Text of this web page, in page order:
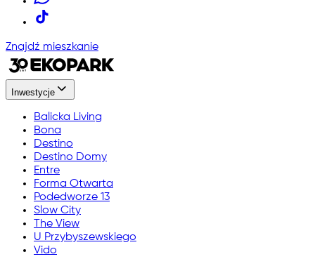
Znajdź mieszkanie
Inwestycje
Balicka Living
Bona
Destino
Destino Domy
Entre
Forma Otwarta
Podedworze 13
Slow City
The View
U Przybyszewskiego
Vido